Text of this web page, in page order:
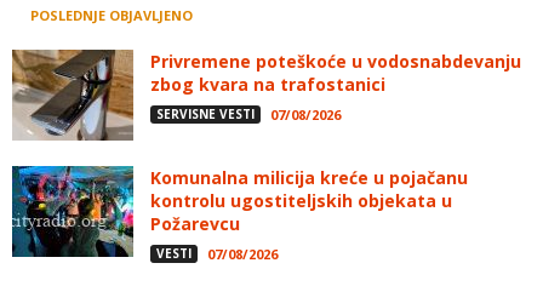
POSLEDNJE OBJAVLJENO
Privremene poteškoće u vodosnabdevanju
zbog kvara na trafostanici
SERVISNE VESTI 07/08/2026
Komunalna milicija kreće u pojačanu
kontrolu ugostiteljskih objekata u
Požarevcu
VESTI 07/08/2026